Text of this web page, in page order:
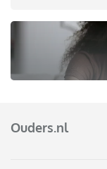
Ouders.nl